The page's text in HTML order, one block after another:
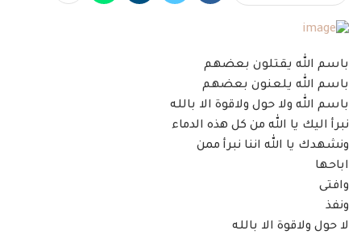
باسم الله يقتلون بعضهم
باسم الله يلعنون بعضهم
باسم الله ولا حول ولاقوة الا بالله
نبرأ اليك يا الله من كل هذه الدماء
ونشهدك يا الله اننا نبرأ ممن
اباحها
وافتى
ونفذ
لا حول ولاقوة الا بالله